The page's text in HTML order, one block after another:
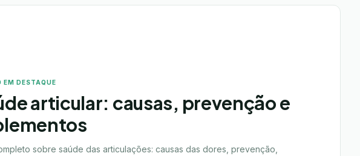
EM DESTAQUE
articular: causas, prevenção e
sobre saúde das articulações: causas das dores, prevenção,